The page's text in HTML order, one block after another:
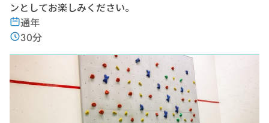
ンとしてお楽しみください。
通年
30分